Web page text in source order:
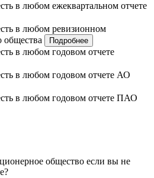
в любом ежеквартальном отчете
в любом ревизионном
общества
Подробнее
в любом годовом отчете
в любом годовом отчете АО
в любом годовом отчете ПАО
общество если вы не